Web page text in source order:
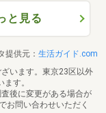
と見る
提供元： 生活ガイド.com
います。東京23区以外
す。
後に変更がある場合が
お問い合わせいただく